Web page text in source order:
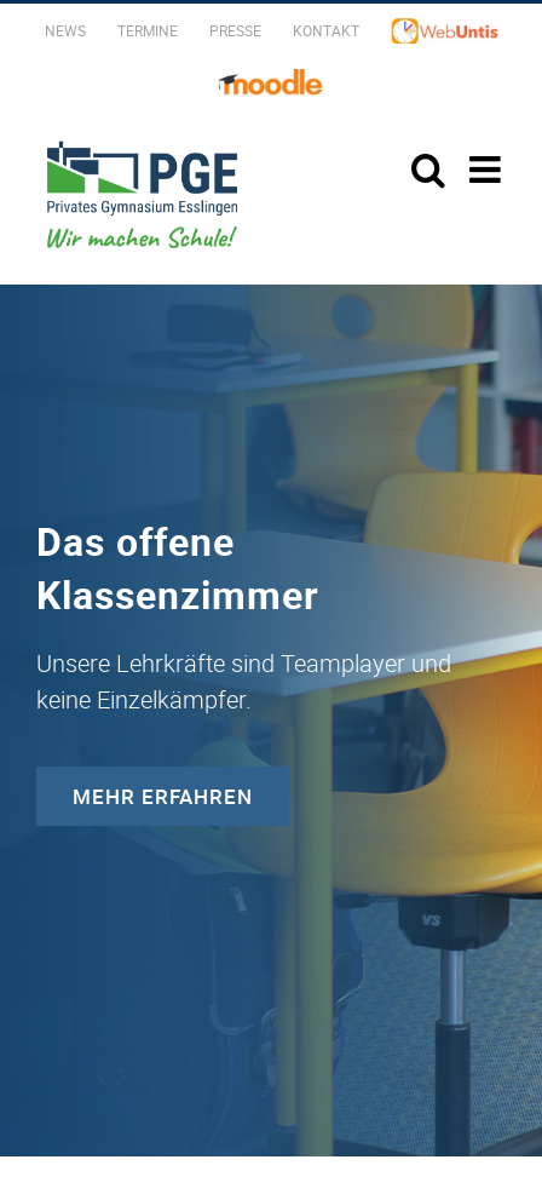
ZumNEWS TERMINE PRESSE KONTAKT
Das offene
Klassenzimmer
Unsere Lehrkräfte sind Teamplayer und
keine Einzelkämpfer.
MEHR ERFAHREN